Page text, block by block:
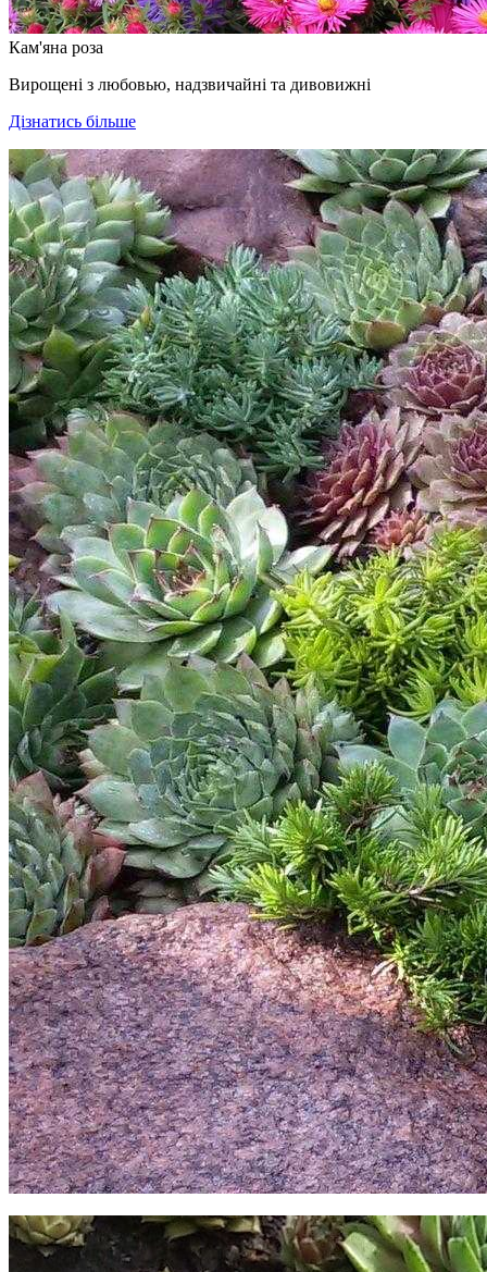
Кам'яна роза
Вирощені з любовью, надзвичайні та дивовижні
Дізнатись більше